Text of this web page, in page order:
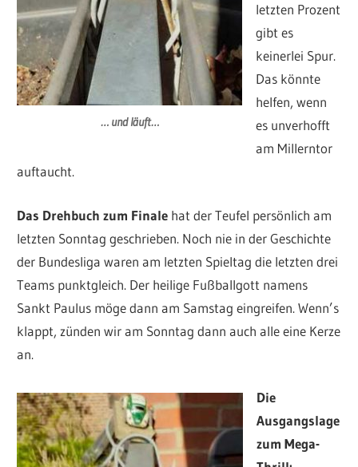
… und läuft…
letzten Prozent
gibt es
keinerlei Spur.
Das könnte
helfen, wenn
es unverhofft
am Millerntor
auftaucht.
Das Drehbuch zum Finale hat der Teufel persönlich am
letzten Sonntag geschrieben. Noch nie in der Geschichte
der Bundesliga waren am letzten Spieltag die letzten drei
Teams punktgleich. Der heilige Fußballgott namens
Sankt Paulus möge dann am Samstag eingreifen. Wenn’s
klappt, zünden wir am Sonntag dann auch alle eine Kerze
an.
Die
Ausgangslage
zum Mega-